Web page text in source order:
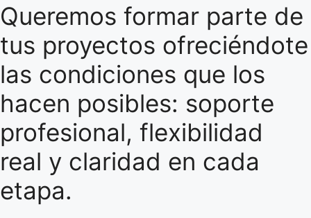
Queremos formar parte de
tus proyectos ofreciéndote
las condiciones que los
hacen posibles: soporte
profesional, flexibilidad
real y claridad en cada
etapa.